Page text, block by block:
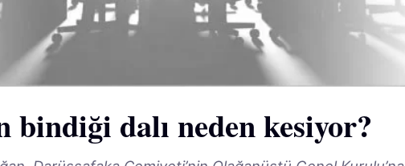
bindiği dalı neden kesiyor?